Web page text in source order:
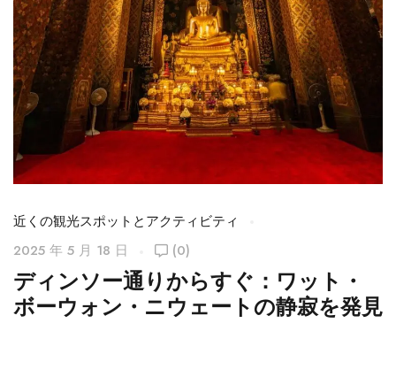
近くの観光スポットとアクティビティ
2025 年 5 月 18 日
(0)
ディンソー通りからすぐ：ワット・
ボーウォン・ニウェートの静寂を発見